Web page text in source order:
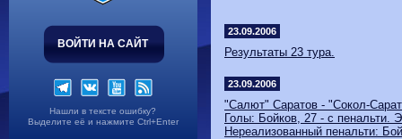
ВОЙТИ НА САЙТ
Нашли в тексте ошибку?
Выделите её и нажмите Ctrl+Enter
23.09.2006
Результаты 23 тура.
23.09.2006
"Салют" Саратов - "Сокол-
Голы: Бойков, 27 - с пенальти.
Нереализованный пенальти: